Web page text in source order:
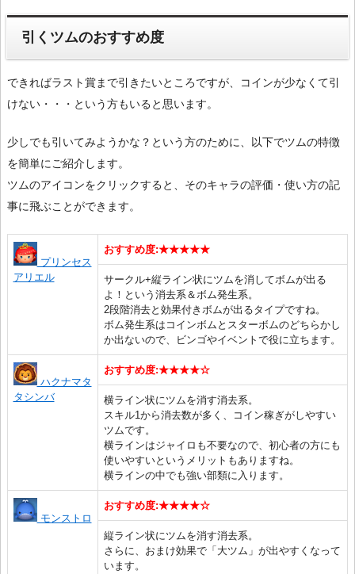
引くツムのおすすめ度
できればラスト賞まで引きたいところですが、コインが少なくて引
けない・・・という方もいると思います。
少しでも引いてみようかな？という方のために、以下でツムの特徴
を簡単にご紹介します。
ツムのアイコンをクリックすると、そのキャラの評価・使い方の記
事に飛ぶことができます。
プリンセス
アリエル
おすすめ度:★★★★★
サークル+縦ライン状にツムを消してボムが出る
よ！という消去系＆ボム発生系。
2段階消去と効果付きボムが出るタイプですね。
ボム発生系はコインボムとスターボムのどちらかし
か出ないので、ビンゴやイベントで役に立ちます。
ハクナマタ
タシンバ
おすすめ度:★★★★☆
横ライン状にツムを消す消去系。
スキル1から消去数が多く、コイン稼ぎがしやすい
ツムです。
横ラインはジャイロも不要なので、初心者の方にも
使いやすいというメリットもありますね。
横ラインの中でも強い部類に入ります。
モンストロ
おすすめ度:★★★★☆
縦ライン状にツムを消す消去系。
さらに、おまけ効果で「大ツム」が出やすくなって
います。